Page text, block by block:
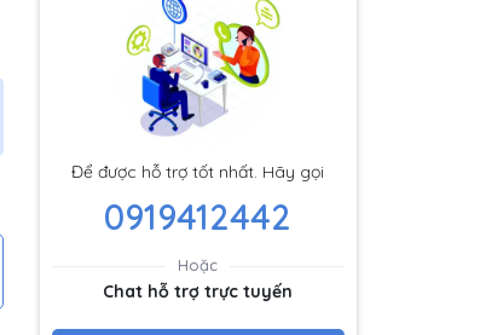
Để được hỗ trợ tốt nhất. Hãy gọi
0919412442
Hoặc
Chat hỗ trợ trực tuyến